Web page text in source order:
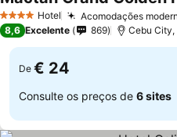
4 EstrelasHotel Acomodações
8,6 Excelente 869 Cebu City,
De € 24
Consulte os preços de 6 sites